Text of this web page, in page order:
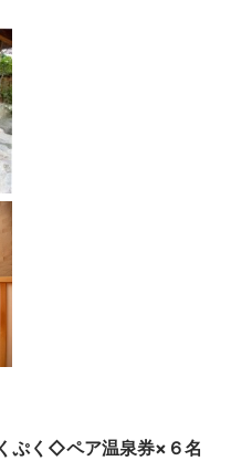
ぷく◇ペア温泉券×６名